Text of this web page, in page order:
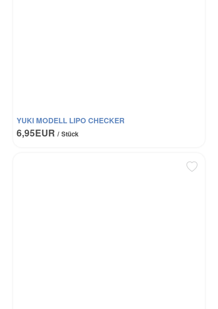
YUKI MODELL LIPO CHECKER
6,95EUR/ Stück